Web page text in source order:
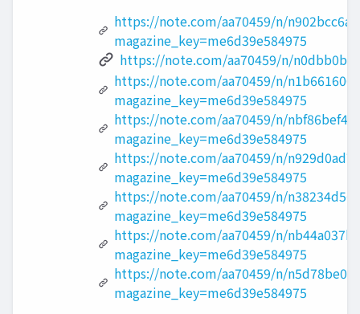
https://note.com/aa70459/n/
magazine_key=me6d39e584975
https://note.com/aa70459/n/
https://note.com/aa70459/n/
magazine_key=me6d39e584975
https://note.com/aa70459/n/
magazine_key=me6d39e584975
https://note.com/aa70459/n/
magazine_key=me6d39e584975
https://note.com/aa70459/n/
magazine_key=me6d39e584975
https://note.com/aa70459/n/
magazine_key=me6d39e584975
https://note.com/aa70459/n/
magazine_key=me6d39e584975